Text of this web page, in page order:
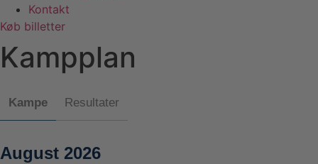
Kontakt
Køb billetter
Kampplan